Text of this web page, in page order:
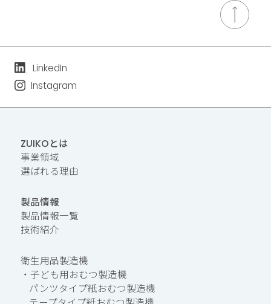
LinkedIn
Instagram
ZUIKOとは
事業領域
選ばれる理由
製品情報
製品情報一覧
技術紹介
衛生用品製造機
・子ども用おむつ製造機
パンツタイプ紙おむつ製造機